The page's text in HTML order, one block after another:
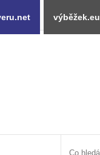
výběžek.eu